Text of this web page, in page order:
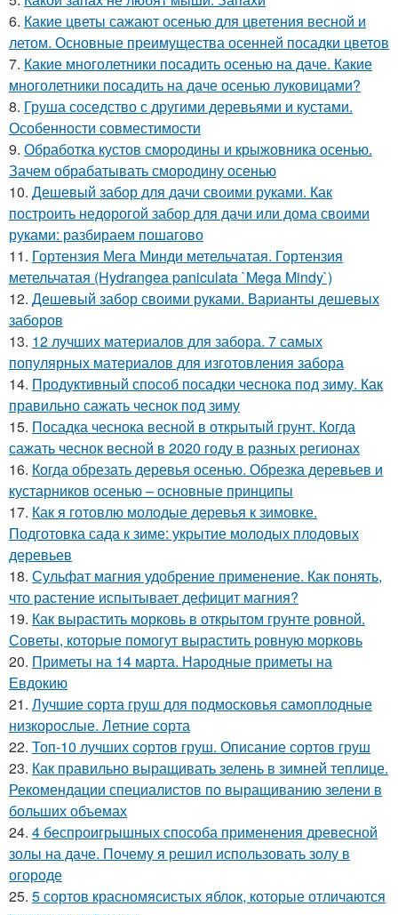
6. Какие цветы сажают осенью для цветения весной и
летом. Основные преимущества осенней посадки цветов
7. Какие многолетники посадить осенью на даче. Какие
многолетники посадить на даче осенью луковицами?
8. Груша соседство с другими деревьями и кустами.
Особенности совместимости
9. Обработка кустов смородины и крыжовника осенью.
Зачем обрабатывать смородину осенью
10. Дешевый забор для дачи своими руками. Как
построить недорогой забор для дачи или дома своими
руками: разбираем пошагово
11. Гортензия Мега Минди метельчатая. Гортензия
метельчатая (Hydrangea paniculata `Mega Mindy`)
12. Дешевый забор своими руками. Варианты дешевых
заборов
13. 12 лучших материалов для забора. 7 самых
популярных материалов для изготовления забора
14. Продуктивный способ посадки чеснока под зиму. Как
правильно сажать чеснок под зиму
15. Посадка чеснока весной в открытый грунт. Когда
сажать чеснок весной в 2020 году в разных регионах
16. Когда обрезать деревья осенью. Обрезка деревьев и
кустарников осенью – основные принципы
17. Как я готовлю молодые деревья к зимовке.
Подготовка сада к зиме: укрытие молодых плодовых
деревьев
18. Сульфат магния удобрение применение. Как понять,
что растение испытывает дефицит магния?
19. Как вырастить морковь в открытом грунте ровной.
Советы, которые помогут вырастить ровную морковь
20. Приметы на 14 марта. Народные приметы на
Евдокию
21. Лучшие сорта груш для подмосковья самоплодные
низкорослые. Летние сорта
22. Топ-10 лучших сортов груш. Описание сортов груш
23. Как правильно выращивать зелень в зимней теплице.
Рекомендации специалистов по выращиванию зелени в
больших объемах
24. 4 беспроигрышных способа применения древесной
золы на даче. Почему я решил использовать золу в
огороде
25. 5 сортов красномясистых яблок, которые отличаются